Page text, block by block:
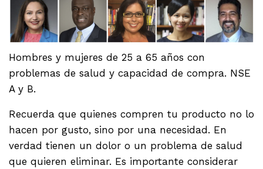
Hombres y mujeres de 25 a 65 años con
problemas de salud y capacidad de compra. NSE
A y B.
Recuerda que quienes compren tu producto no lo
hacen por gusto, sino por una necesidad. En
verdad tienen un dolor o un problema de salud
que quieren eliminar. Es importante considerar